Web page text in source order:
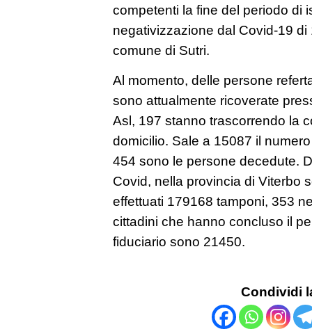
competenti la fine del periodo di
negativizzazione dal Covid-19
comune di Sutri.
Al momento, delle persone
sono attualmente ricoverate
Asl, 197 stanno trascorrendo la
domicilio. Sale a 15087 il
454 sono le persone decedute.
Covid, nella provincia di Viterbo
effettuati 179168 tamponi, 353
cittadini che hanno concluso il
fiduciario sono 21450.
Condividi